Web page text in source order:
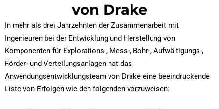
von Drake
In mehr als drei Jahrzehnten der Zusammenarbeit mit
Ingenieuren bei der Entwicklung und Herstellung von
Komponenten für Explorations-, Mess-, Bohr-, Aufwältigungs-,
Förder- und Verteilungsanlagen hat das
Anwendungsentwicklungsteam von Drake eine beeindruckende
Liste von Erfolgen wie den folgenden vorzuweisen: